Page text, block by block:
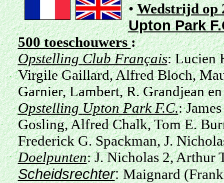
•Wedstrijd op
Upton Park
500 toeschouwers:
OpstellingClub Français: Lucien
Virgile Gaillard, Alfred Bloch,
Garnier, Lambert, R. Grandjean
OpstellingUpton Park F.C.:
Gosling, Alfred Chalk, Tom E.
Frederick G. Spackman, J.
Doelpunten: J. Nicholas 2, Arthur
Scheidsrechter:Maignard